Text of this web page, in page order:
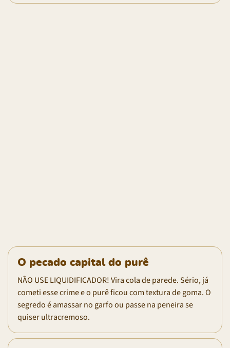
O pecado capital do purê
NÃO USE LIQUIDIFICADOR! Vira cola de parede. Sério, já
cometi esse crime e o purê ficou com textura de goma. O
segredo é amassar no garfo ou passe na peneira se
quiser ultracremoso.